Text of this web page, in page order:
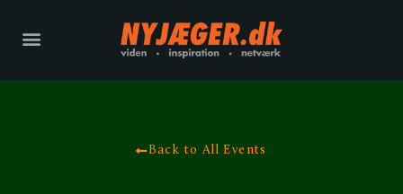
Back to All Events